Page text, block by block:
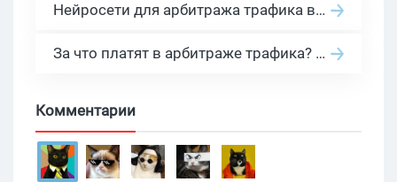
Нейросети для арбитража трафика в 2026: инструменты, кейсы и AI-медиабайеры
За что платят в арбитраже трафика? 30 моделей оплаты в бурж и СНГ партнерках
Комментарии